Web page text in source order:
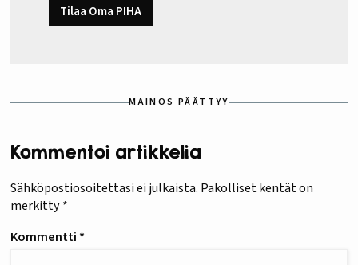
Tilaa Oma PIHA
MAINOS PÄÄTTYY
Kommentoi artikkelia
Sähköpostiosoitettasi ei julkaista. Pakolliset kentät on
merkitty*
Kommentti *